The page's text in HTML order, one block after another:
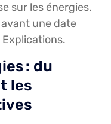
sur les énergies.
une date
Explications.
: du
les